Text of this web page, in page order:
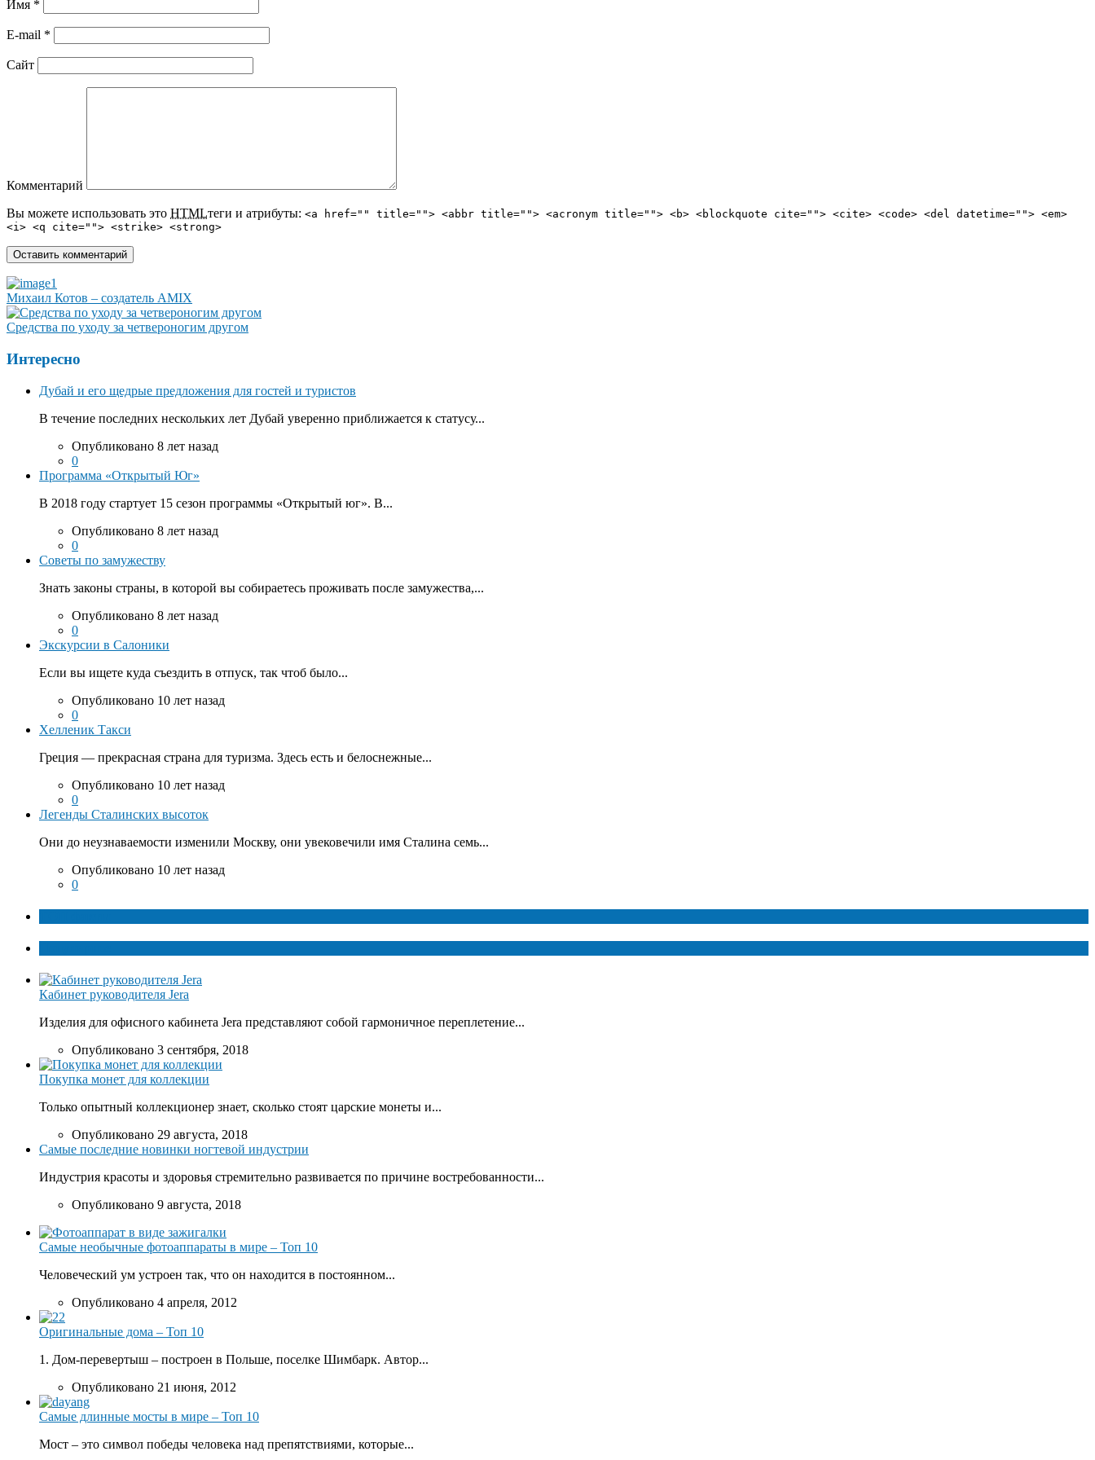
Имя *
E-mail *
Сайт
Комментарий
Вы можете использовать это HTMLтеги и атрибуты: <a href="" title=""> <abbr title=""> <acronym title=""> <b> <blockquote cite=""> <cite> <code> <del datetime=""> <em>
<i> <q cite=""> <strike> <strong>
Михаил Котов – создатель AMIX
Средства по уходу за четвероногим другом
Интересно
Дубай и его щедрые предложения для гостей и туристов
В течение последних нескольких лет Дубай уверенно приближается к статусу...
Опубликовано 8 лет назад
0
Программа «Открытый Юг»
В 2018 году стартует 15 сезон программы «Открытый юг». В...
Опубликовано 8 лет назад
0
Советы по замужеству
Знать законы страны, в которой вы собираетесь проживать после замужества,...
Опубликовано 8 лет назад
0
Экскурсии в Салоники
Если вы ищете куда съездить в отпуск, так чтоб было...
Опубликовано 10 лет назад
0
Хелленик Такси
Греция — прекрасная страна для туризма. Здесь есть и белоснежные...
Опубликовано 10 лет назад
0
Легенды Сталинских высоток
Они до неузнаваемости изменили Москву, они увековечили имя Сталина семь...
Опубликовано 10 лет назад
0
Кабинет руководителя Jera
Изделия для офисного кабинета Jera представляют собой гармоничное переплетение...
Опубликовано 3 сентября, 2018
Покупка монет для коллекции
Только опытный коллекционер знает, сколько стоят царские монеты и...
Опубликовано 29 августа, 2018
Самые последние новинки ногтевой индустрии
Индустрия красоты и здоровья стремительно развивается по причине востребованности...
Опубликовано 9 августа, 2018
Самые необычные фотоаппараты в мире – Топ 10
Человеческий ум устроен так, что он находится в постоянном...
Опубликовано 4 апреля, 2012
Оригинальные дома – Топ 10
1. Дом-перевертыш – построен в Польше, поселке Шимбарк. Автор...
Опубликовано 21 июня, 2012
Самые длинные мосты в мире – Топ 10
Мост – это символ победы человека над препятствиями, которые...